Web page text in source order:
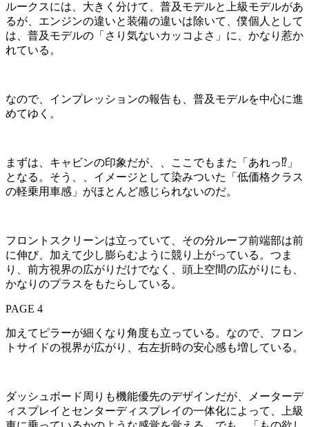
ルークスには、大きく分けて、普及モデルと上級モデルがあ
るが、エンジンの違いと装備の違いは除いて、僕個人として
は、普及モデルの「さり気ないカッコよさ」に、かなり惹か
れている。
なので、インプレッションの報告も、普及モデルを中心に進
めてゆく。
まずは、キャビンの印象だが、、ここでもまた「あれっ⁉」
となる。そう、、イメージとして染みついた「低価格クラス
の軽乗用車感」がほとんど感じられないのだ。
フロントスクリーンは立っていて、その分ルーフ前端部は前
に伸び、加えて少し膨らむように競り上がっている。つま
り、前方視界の広がりだけでなく、頭上空間の広がりにも、
かなりのプラスをもたらしている。
PAGE 4
加えてピラーが細くなり角度も立っている。なので、フロン
トサイドの視界が広がり、右左折時の安心感も増している。
ダッシュボード周りも機能優先のデザインだが、メーターデ
ィスプレイとセンターディスプレイの一体化によって、上級